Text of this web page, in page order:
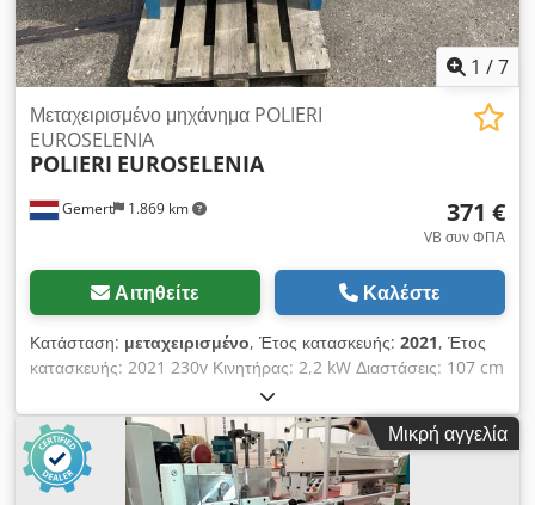
μηχανήματα Yorick Diebels
1 /7
Gemert 1.869 km
Μεταχειρισμένο μηχάνημα POLIERI
EUROSELENIA
POLIERI EUROSELENIA
371 €
VB συν ΦΠΑ
Αιτηθείτε Καλέστε
Κατάσταση: μεταχειρισμένο, Έτος κατασκευής: 2021, Έτος
κατασκευής: 2021 230v Κινητήρας: 2,2 kW Διαστάσεις: 107 cm
Αρ. Σειράς: 18/3 51753 Καλή κατάσταση. Διαθέσιμοι πολλοί σε
απόθεμα! Djdjzqhqcepfx Abnokr Τιμή: 450 €
συμπεριλαμβανομένου ΦΠΑ.
Μικρή αγγελία